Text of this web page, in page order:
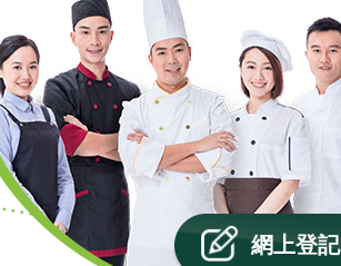
網上登記